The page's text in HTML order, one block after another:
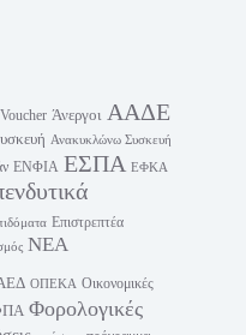
Voucher Άνεργοι ΑΑΔΕ
Ανακυκλώνω Συσκευή
ΕΝΦΙΑ ΕΣΠΑ ΕΦΚΑ
Επιστρεπτέα
ΝΕΑ
ΟΠΕΚΑ Οικονομικές
Φορολογικές